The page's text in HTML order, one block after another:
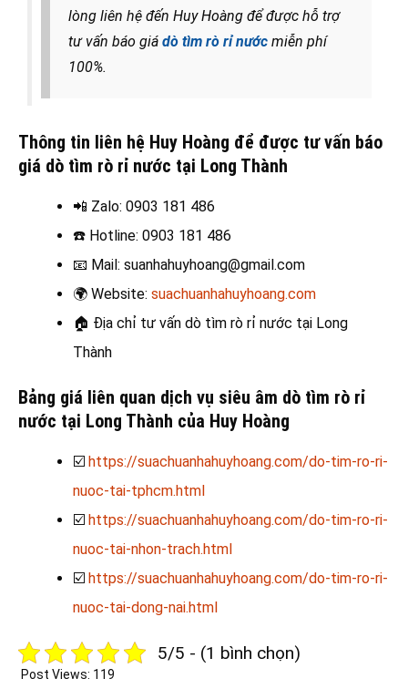
lòng liên hệ đến Huy Hoàng để được hỗ trợ
tư vấn báo giá dò tìm rò rỉ nước miễn phí
100%.
Thông tin liên hệ Huy Hoàng để được tư vấn báo
giá dò tìm rò rỉ nước tại Long Thành
📲 Zalo: 0903 181 486
☎️ Hotline: 0903 181 486
📧 Mail: suanhahuyhoang@gmail.com
🌍 Website: suachuanhahuyhoang.com
🏠 Địa chỉ tư vấn dò tìm rò rỉ nước tại Long
Thành
Bảng giá liên quan dịch vụ siêu âm dò tìm rò rỉ
nước tại Long Thành của Huy Hoàng
☑️ https://suachuanhahuyhoang.com/do-tim-ro-ri-
nuoc-tai-tphcm.html
☑️ https://suachuanhahuyhoang.com/do-tim-ro-ri-
nuoc-tai-nhon-trach.html
☑️ https://suachuanhahuyhoang.com/do-tim-ro-ri-
nuoc-tai-dong-nai.html
5/5 - (1 bình chọn)
Post Views: 119